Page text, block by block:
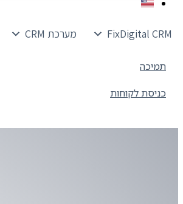
FixDigital CRM מערכת CRM
תמיכה
כניסת לקוחות